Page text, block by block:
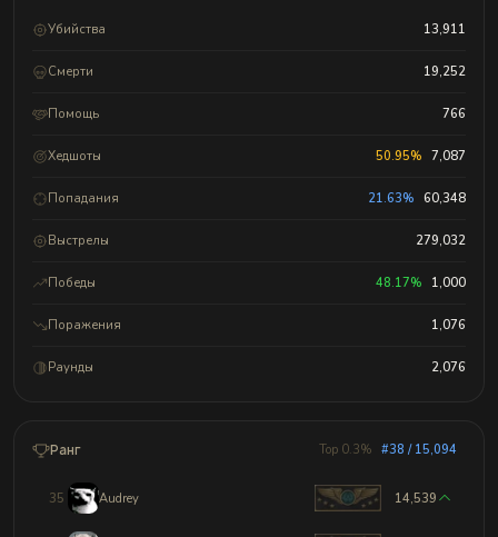
Убийства 13,911
Смерти 19,252
Помощь 766
Хедшоты 50.95% 7,087
Попадания 21.63% 60,348
Выстрелы 279,032
Победы 48.17% 1,000
Поражения 1,076
Раунды 2,076
Ранг Top 0.3% #38 / 15,094
35 Audrey 14,539